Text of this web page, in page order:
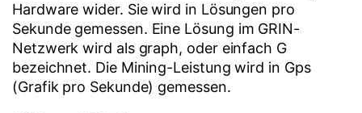
Hardware wider. Sie wird in Lösungen pro
Sekunde gemessen. Eine Lösung im GRIN-
Netzwerk wird als graph, oder einfach G
bezeichnet. Die Mining-Leistung wird in Gps
(Grafik pro Sekunde) gemessen.